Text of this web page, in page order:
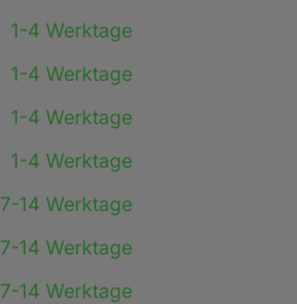
1-4 Werktage
1-4 Werktage
1-4 Werktage
1-4 Werktage
7-14 Werktage
7-14 Werktage
7-14 Werktage